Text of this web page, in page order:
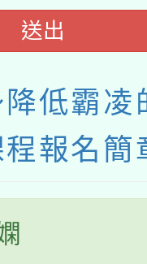
送出
降低霸
報名簡